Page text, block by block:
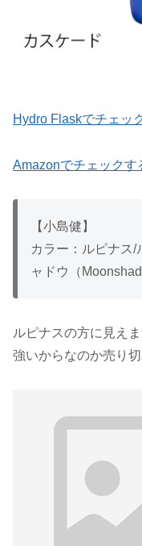
Hydro Flaskでチェッ
Amazonでチェックす
【小島健】
カラー：ルピナス/
ャドウ（
ルピナスの方に見え
強いからなのか売り